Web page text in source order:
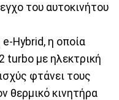
του αυτοκινήτου
Hybrid, η οποία
turbo με ηλεκτρική
φτάνει τους
θερμικό κινητήρα